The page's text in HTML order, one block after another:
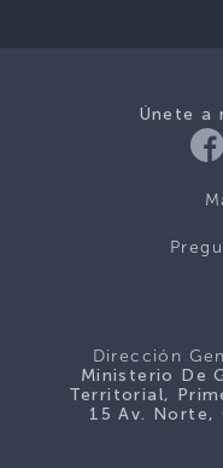
Únete a
Dirección
Ministerio De
Territorial,
15 Av. Norte,